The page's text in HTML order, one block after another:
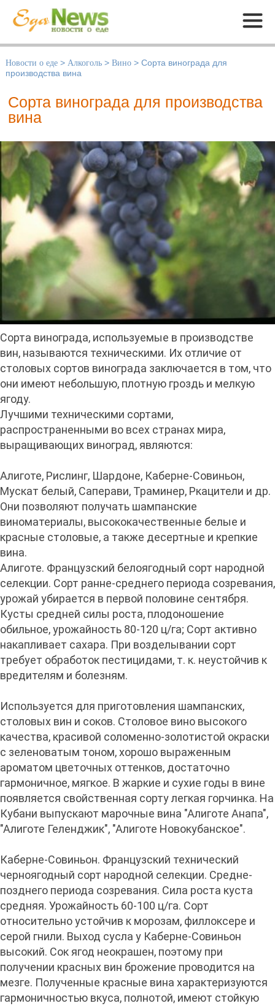
Меню
Новости о еде > Алкоголь > Вино > Сорта винограда для
производства вина
Сорта винограда для производства
вина
Сорта винограда, используемые в производстве
вин, называются техническими. Их отличие от
столовых сортов винограда заключается в том, что
они имеют небольшую, плотную гроздь и мелкую
ягоду.
Лучшими техническими сортами,
распространенными во всех странах мира,
выращивающих виноград, являются:
Алиготе, Рислинг, Шардоне, Каберне-Совиньон,
Мускат белый, Саперави, Траминер, Ркацители и др.
Они позволяют получать шампанские
виноматериалы, высококачественные белые и
красные столовые, а также десертные и крепкие
вина.
Алиготе. Французский белоягодный сорт народной
селекции. Сорт ранне-среднего периода созревания,
урожай убирается в первой половине сентября.
Кусты средней силы роста, плодоношение
обильное, урожайность 80-120 ц/га; Сорт активно
накапливает сахара. При возделывании сорт
требует обработок пестицидами, т. к. неустойчив к
вредителям и болезням.
Используется для приготовления шампанских,
столовых вин и соков. Столовое вино высокого
качества, красивой соломенно-золотистой окраски
с зеленоватым тоном, хорошо выраженным
ароматом цветочных оттенков, достаточно
гармоничное, мягкое. В жаркие и сухие годы в вине
появляется свойственная сорту легкая горчинка. На
Кубани выпускают марочные вина "Алиготе Анапа",
"Алиготе Геленджик", "Алиготе Новокубанское".
Каберне-Совиньон. Французский технический
черноягодный сорт народной селекции. Средне-
позднего периода созревания. Сила роста куста
средняя. Урожайность 60-100 ц/га. Сорт
относительно устойчив к морозам, филлоксере и
серой гнили. Выход сусла у Каберне-Совиньон
высокий. Сок ягод неокрашен, поэтому при
получении красных вин брожение проводится на
мезге. Полученные красные вина характеризуются
гармоничностью вкуса, полнотой, имеют стойкую